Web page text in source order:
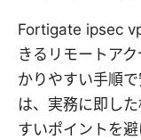
Fortigate ipsec
きるリモートア
かりやすい手順
は、実務に即し
すいポイントを避